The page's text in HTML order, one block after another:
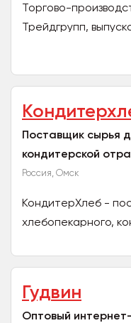
Торгово-
Трейдгрупп,
Поставщик сырья
кондитерской
Россия, Омск
КондитерХлеб -
хлебопекарного,
множество
Гудвин
Оптовый